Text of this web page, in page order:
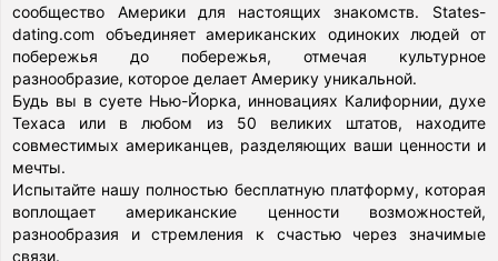
сообщество Америки для настоящих знакомств. States-
dating.com объединяет американских одиноких людей от
побережья до побережья, отмечая культурное
разнообразие, которое делает Америку уникальной.
Будь вы в суете Нью-Йорка, инновациях Калифорнии, духе
Техаса или в любом из 50 великих штатов, находите
совместимых американцев, разделяющих ваши ценности и
мечты.
Испытайте нашу полностью бесплатную платформу, которая
воплощает американские ценности возможностей,
разнообразия и стремления к счастью через значимые
связи.